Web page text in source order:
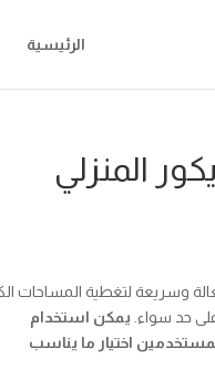
الرئيسية
المنزلي
وسريعة لتغطية المساحات
حد سواء. يمكن استخدام
اختيار ما يناسب